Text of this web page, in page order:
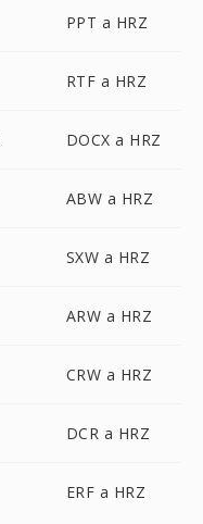
PPT a HRZ
RTF a HRZ
DOCX a HRZ
ABW a HRZ
SXW a HRZ
ARW a HRZ
CRW a HRZ
DCR a HRZ
ERF a HRZ